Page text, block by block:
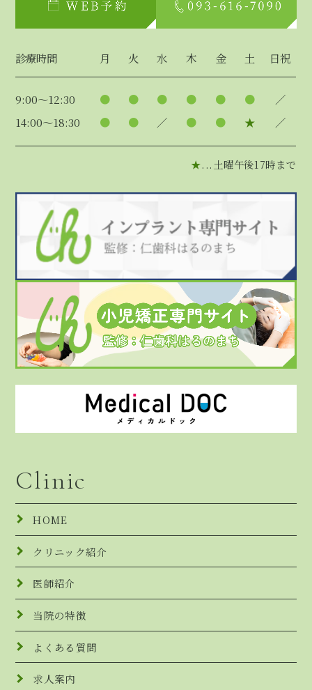
診療時間 月 火 水 木 金 土 日祝
9:00～12:30 ● ● ● ● ● ●
／
14:00～18:30
● ● ／ ● ● ★ ／
★...土曜午後17時まで
Clinic
HOME
クリニック紹介
医師紹介
当院の特徴
よくある質問
求人案内